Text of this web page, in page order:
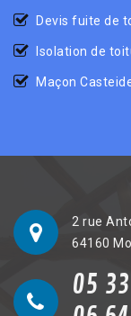
Devis fuite de
Isolation de
Maçon
2 rue
64160
05